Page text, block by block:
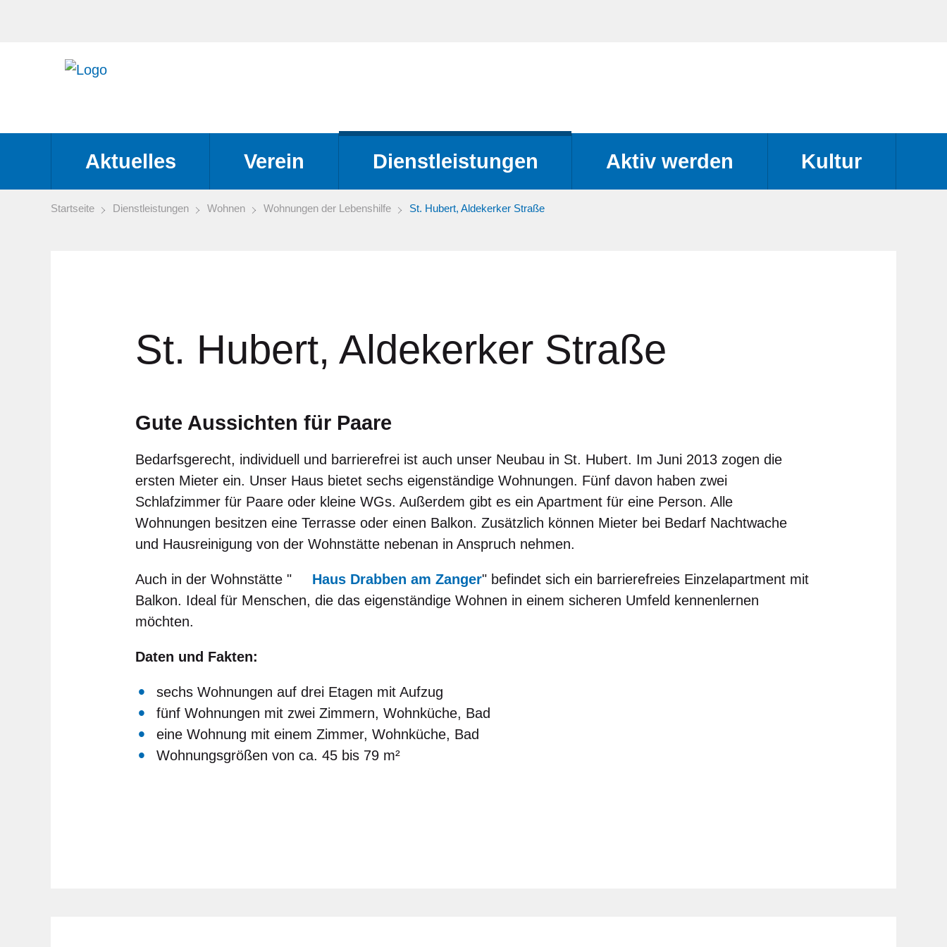
Aktuelles Verein Dienstleistungen Aktiv werden Kultur
Startseite Dienstleistungen Wohnen Wohnungen der Lebenshilfe St. Hubert, Aldekerker Straße
St. Hubert, Aldekerker Straße
Gute Aussichten für Paare
Bedarfsgerecht, individuell und barrierefrei ist auch unser Neubau in St. Hubert. Im Juni 2013 zogen die
ersten Mieter ein. Unser Haus bietet sechs eigenständige Wohnungen. Fünf davon haben zwei
Schlafzimmer für Paare oder kleine WGs. Außerdem gibt es ein Apartment für eine Person. Alle
Wohnungen besitzen eine Terrasse oder einen Balkon. Zusätzlich können Mieter bei Bedarf Nachtwache
und Hausreinigung von der Wohnstätte nebenan in Anspruch nehmen.
Auch in der Wohnstätte " Haus Drabben am Zanger" befindet sich ein barrierefreies Einzelapartment mit
Balkon. Ideal für Menschen, die das eigenständige Wohnen in einem sicheren Umfeld kennenlernen
möchten.
Daten und Fakten:
sechs Wohnungen auf drei Etagen mit Aufzug
fünf Wohnungen mit zwei Zimmern, Wohnküche, Bad
eine Wohnung mit einem Zimmer, Wohnküche, Bad
Wohnungsgrößen von ca. 45 bis 79 m²